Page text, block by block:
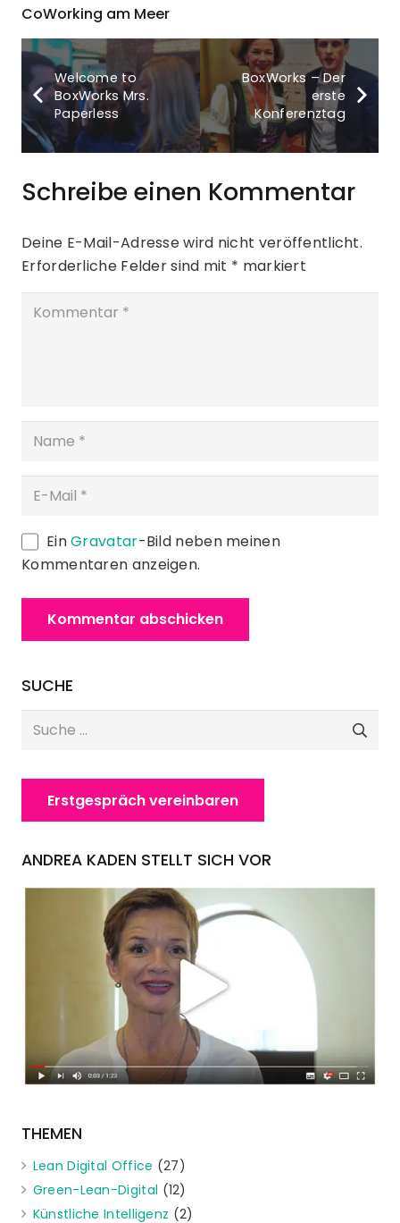
CoWorking am Meer
Welcome to
BoxWorks Mrs.
Paperless
BoxWorks – Der
erste
Konferenztag
Schreibe einen Kommentar
Deine E-Mail-Adresse wird nicht veröffentlicht.
Erforderliche Felder sind mit * markiert
EinGravatar-Bild neben meinen
Kommentaren anzeigen.
Kommentar abschicken
SUCHE
Suche
Erstgespräch vereinbaren
ANDREA KADEN STELLT SICH VOR
THEMEN
Lean Digital Office (27)
Green-Lean-Digital (12)
Künstliche Intelligenz (2)